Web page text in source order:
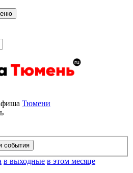
Тюмени
в выходные в этом месяце